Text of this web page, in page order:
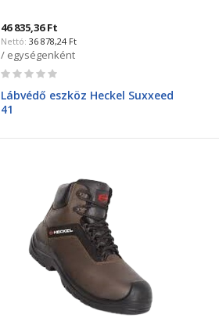
46 835,36 Ft
36 878,24 Ft
/ egységenként
Rating:
Lábvédő eszköz Heckel Suxxeed
41